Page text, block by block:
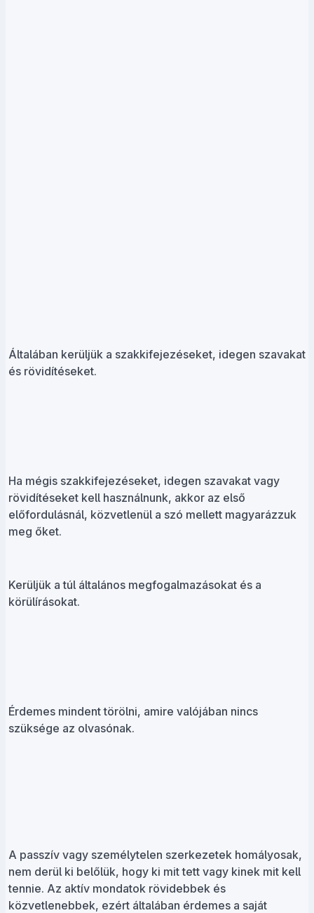
Általában kerüljük a szakkifejezéseket, idegen szavakat
és rövidítéseket.
Ha mégis szakkifejezéseket, idegen szavakat vagy
rövidítéseket kell használnunk, akkor az első
előfordulásnál, közvetlenül a szó mellett magyarázzuk
meg őket.
Kerüljük a túl általános megfogalmazásokat és a
körülírásokat.
Érdemes mindent törölni, amire valójában nincs
szüksége az olvasónak.
A passzív vagy személytelen szerkezetek homályosak,
nem derül ki belőlük, hogy ki mit tett vagy kinek mit kell
tennie. Az aktív mondatok rövidebbek és
közvetlenebbek, ezért általában érdemes a saját